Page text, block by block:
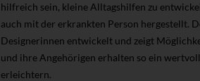
hilfreich sein, kleine Alltagshilfen zu
auch mit der erkrankten Person hergestellt.
Designerinnen entwickelt und zeigt
und ihre Angehörigen erhalten so ein
erleichtern.